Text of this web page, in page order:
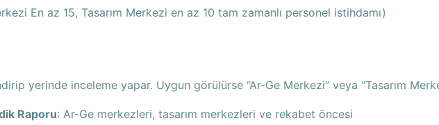
En az 15, Tasarım Merkezi en az 10 tam zamanlı personel istihdamı)
yerinde inceleme yapar. Uygun görülürse “Ar-Ge Merkezi” veya “Tasarım
Raporu: Ar-Ge merkezleri, tasarım merkezleri ve rekabet öncesi